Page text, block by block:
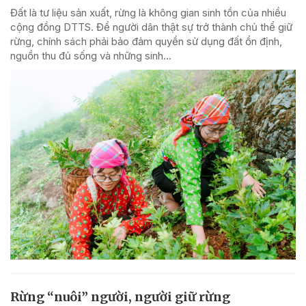
Đất là tư liệu sản xuất, rừng là không gian sinh tồn của nhiều
cộng đồng DTTS. Để người dân thật sự trở thành chủ thể giữ
rừng, chính sách phải bảo đảm quyền sử dụng đất ổn định,
nguồn thu đủ sống và những sinh...
Rừng “nuôi” người, người giữ rừng